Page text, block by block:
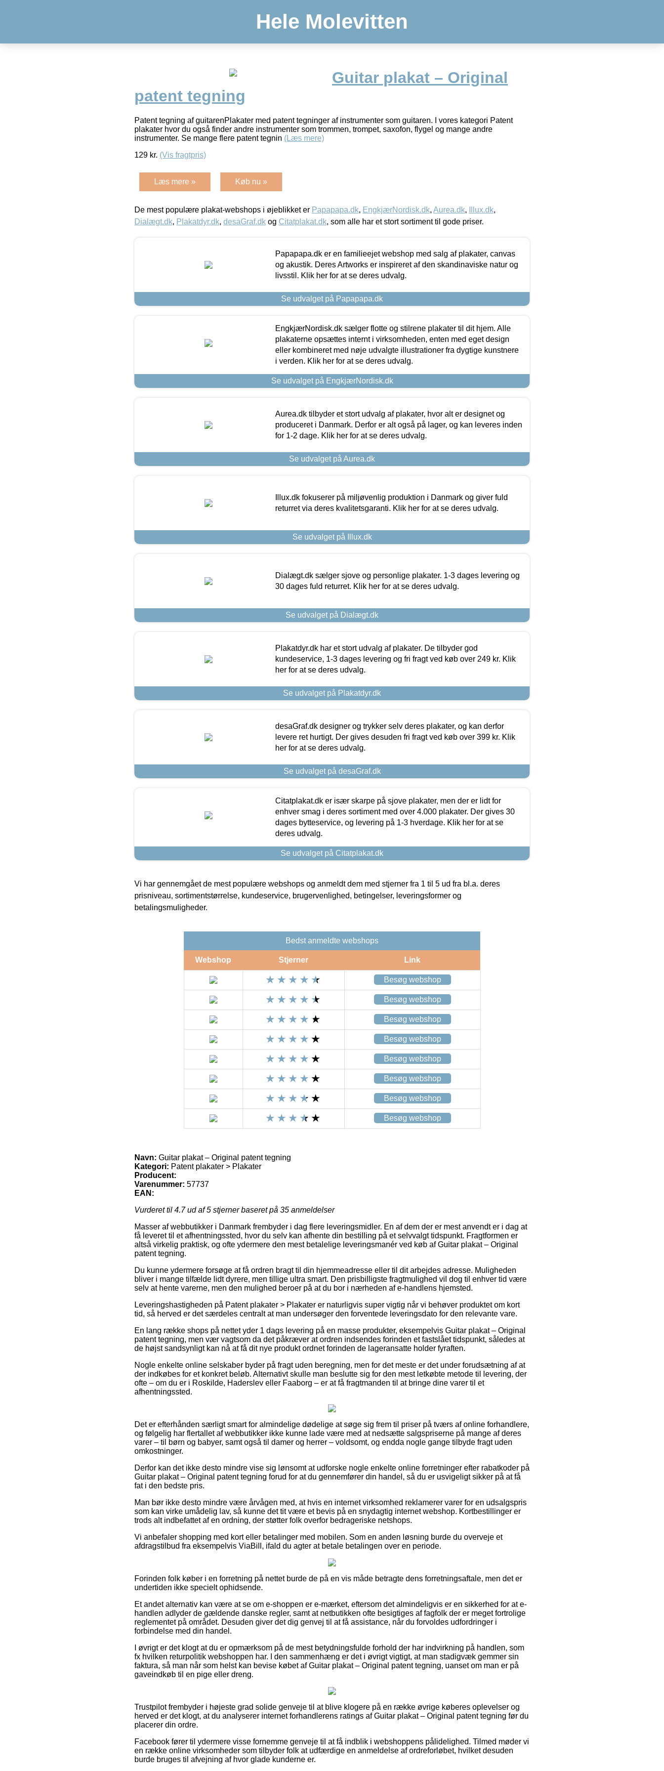
Hele Molevitten
Guitar plakat – Original
patent tegning
Patent tegning af guitarenPlakater med patent tegninger af instrumenter som guitaren. I vores kategori Patent
plakater hvor du også finder andre instrumenter som trommen, trompet, saxofon, flygel og mange andre
instrumenter. Se mange flere patent tegnin (Læs mere)
129 kr. (Vis fragtpris)
Læs mere » Køb nu »
De mest populære plakat-webshops i øjeblikket er Papapapa.dk, EngkjærNordisk.dk, Aurea.dk, Illux.dk,
Dialægt.dk, Plakatdyr.dk, desaGraf.dk og Citatplakat.dk, som alle har et stort sortiment til gode priser.
Papapapa.dk er en familieejet webshop med salg af plakater, canvas
og akustik. Deres Artworks er inspireret af den skandinaviske natur og
livsstil. Klik her for at se deres udvalg.
Se udvalget på Papapapa.dk
EngkjærNordisk.dk sælger flotte og stilrene plakater til dit hjem. Alle
plakaterne opsættes internt i virksomheden, enten med eget design
eller kombineret med nøje udvalgte illustrationer fra dygtige kunstnere
i verden. Klik her for at se deres udvalg.
Se udvalget på EngkjærNordisk.dk
Aurea.dk tilbyder et stort udvalg af plakater, hvor alt er designet og
produceret i Danmark. Derfor er alt også på lager, og kan leveres inden
for 1-2 dage. Klik her for at se deres udvalg.
Se udvalget på Aurea.dk
Illux.dk fokuserer på miljøvenlig produktion i Danmark og giver fuld
returret via deres kvalitetsgaranti. Klik her for at se deres udvalg.
Se udvalget på Illux.dk
Dialægt.dk sælger sjove og personlige plakater. 1-3 dages levering og
30 dages fuld returret. Klik her for at se deres udvalg.
Se udvalget på Dialægt.dk
Plakatdyr.dk har et stort udvalg af plakater. De tilbyder god
kundeservice, 1-3 dages levering og fri fragt ved køb over 249 kr. Klik
her for at se deres udvalg.
Se udvalget på Plakatdyr.dk
desaGraf.dk designer og trykker selv deres plakater, og kan derfor
levere ret hurtigt. Der gives desuden fri fragt ved køb over 399 kr. Klik
her for at se deres udvalg.
Se udvalget på desaGraf.dk
Citatplakat.dk er især skarpe på sjove plakater, men der er lidt for
enhver smag i deres sortiment med over 4.000 plakater. Der gives 30
dages bytteservice, og levering på 1-3 hverdage. Klik her for at se
deres udvalg.
Se udvalget på Citatplakat.dk
Vi har gennemgået de mest populære webshops og anmeldt dem med stjerner fra 1 til 5 ud fra bl.a. deres
prisniveau, sortimentstørrelse, kundeservice, brugervenlighed, betingelser, leveringsformer og
betalingsmuligheder.
Bedst anmeldte webshops
Webshop Stjerner Link
Besøg webshop
Besøg webshop
Besøg webshop
Besøg webshop
Besøg webshop
Besøg webshop
Besøg webshop
Besøg webshop
Navn: Guitar plakat – Original patent tegning
Kategori: Patent plakater > Plakater
Producent:
Varenummer: 57737
EAN:
Vurderet til 4.7ud af 5 stjerner baseret på 35 anmeldelser
Masser af webbutikker i Danmark frembyder i dag flere leveringsmidler. En af dem der er mest anvendt er i dag at
få leveret til et afhentningssted, hvor du selv kan afhente din bestilling på et selvvalgt tidspunkt. Fragtformen er
altså virkelig praktisk, og ofte ydermere den mest betalelige leveringsmanér ved køb af Guitar plakat – Original
patent tegning.
Du kunne ydermere forsøge at få ordren bragt til din hjemmeadresse eller til dit arbejdes adresse. Muligheden
bliver i mange tilfælde lidt dyrere, men tillige ultra smart. Den prisbilligste fragtmulighed vil dog til enhver tid være
selv at hente varerne, men den mulighed beroer på at du bor i nærheden af e-handlens hjemsted.
Leveringshastigheden på Patent plakater > Plakater er naturligvis super vigtig når vi behøver produktet om kort
tid, så herved er det særdeles centralt at man undersøger den forventede leveringsdato for den relevante vare.
En lang række shops på nettet yder 1 dags levering på en masse produkter, eksempelvis Guitar plakat – Original
patent tegning, men vær vagtsom da det påkræver at ordren indsendes forinden et fastslået tidspunkt, således at
de højst sandsynligt kan nå at få dit nye produkt ordnet forinden de lageransatte holder fyraften.
Nogle enkelte online selskaber byder på fragt uden beregning, men for det meste er det under forudsætning af at
der indkøbes for et konkret beløb. Alternativt skulle man beslutte sig for den mest letkøbte metode til levering, der
ofte – om du er i Roskilde, Haderslev eller Faaborg – er at få fragtmanden til at bringe dine varer til et
afhentningssted.
Det er efterhånden særligt smart for almindelige dødelige at søge sig frem til priser på tværs af online forhandlere,
og følgelig har flertallet af webbutikker ikke kunne lade være med at nedsætte salgspriserne på mange af deres
varer – til børn og babyer, samt også til damer og herrer – voldsomt, og endda nogle gange tilbyde fragt uden
omkostninger.
Derfor kan det ikke desto mindre vise sig lønsomt at udforske nogle enkelte online forretninger efter rabatkoder på
Guitar plakat – Original patent tegning forud for at du gennemfører din handel, så du er usvigeligt sikker på at få
fat i den bedste pris.
Man bør ikke desto mindre være årvågen med, at hvis en internet virksomhed reklamerer varer for en udsalgspris
som kan virke umådelig lav, så kunne det tit være et bevis på en snydagtig internet webshop. Kortbestillinger er
trods alt indbefattet af en ordning, der støtter folk overfor bedrageriske netshops.
Vi anbefaler shopping med kort eller betalinger med mobilen. Som en anden løsning burde du overveje et
afdragstilbud fra eksempelvis ViaBill, ifald du agter at betale betalingen over en periode.
Forinden folk køber i en forretning på nettet burde de på en vis måde betragte dens forretningsaftale, men det er
undertiden ikke specielt ophidsende.
Et andet alternativ kan være at se om e-shoppen er e-mærket, eftersom det almindeligvis er en sikkerhed for at e-
handlen adlyder de gældende danske regler, samt at netbutikken ofte besigtiges af fagfolk der er meget fortrolige
reglementet på området. Desuden giver det dig genvej til at få assistance, når du forvoldes udfordringer i
forbindelse med din handel.
I øvrigt er det klogt at du er opmærksom på de mest betydningsfulde forhold der har indvirkning på handlen, som
fx hvilken returpolitik webshoppen har. I den sammenhæng er det i øvrigt vigtigt, at man stadigvæk gemmer sin
faktura, så man når som helst kan bevise købet af Guitar plakat – Original patent tegning, uanset om man er på
gaveindkøb til en pige eller dreng.
Trustpilot frembyder i højeste grad solide genveje til at blive klogere på en række øvrige køberes oplevelser og
herved er det klogt, at du analyserer internet forhandlerens ratings af Guitar plakat – Original patent tegning før du
placerer din ordre.
Facebook fører til ydermere visse fornemme genveje til at få indblik i webshoppens pålidelighed. Tilmed møder vi
en række online virksomheder som tilbyder folk at udfærdige en anmeldelse af ordreforløbet, hvilket desuden
burde bruges til afvejning af hvor glade kunderne er.